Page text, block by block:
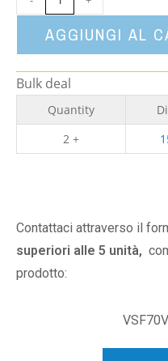
AGGIUNGI AL
Bulk deal
Quantity
2 +
Contattaci attraverso il
superiori alle 5 unità,
prodotto: